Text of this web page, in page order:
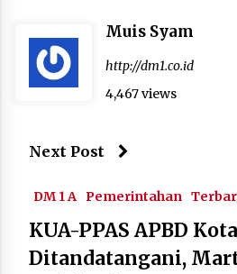
Muis Syam
http://dm1.co.id
4,467 views
Next Post
DM 1 A Pemerintahan
KUA-PPAS APBD
Ditandatangani,